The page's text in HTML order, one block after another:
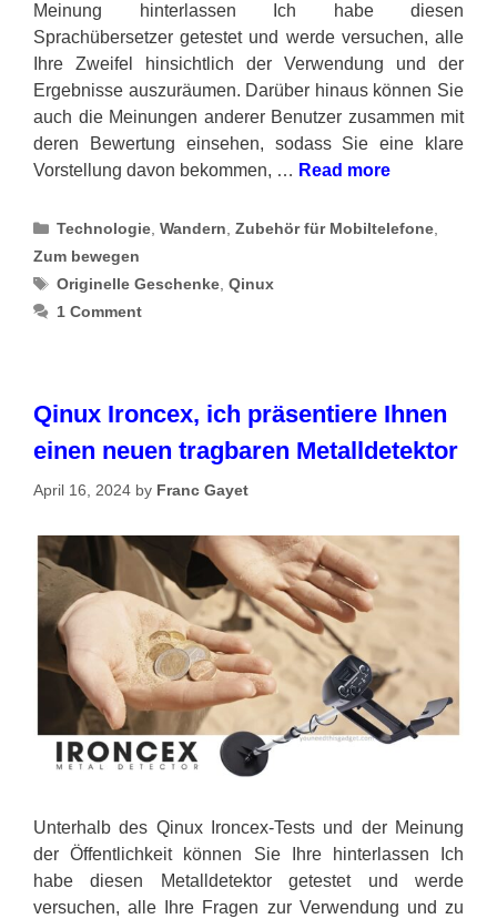
Meinung hinterlassen Ich habe diesen
Sprachübersetzer getestet und werde versuchen, alle
Ihre Zweifel hinsichtlich der Verwendung und der
Ergebnisse auszuräumen. Darüber hinaus können Sie
auch die Meinungen anderer Benutzer zusammen mit
deren Bewertung einsehen, sodass Sie eine klare
Vorstellung davon bekommen, … Read more
Categories
Technologie,Wandern,Zubehör für Mobiltelefone,
Zum bewegen
Tags
Originelle Geschenke,Qinux
1 Comment
Qinux Ironcex, ich präsentiere Ihnen
einen neuen tragbaren Metalldetektor
April 16, 2024 by Franc Gayet
Unterhalb des Qinux Ironcex-Tests und der Meinung
der Öffentlichkeit können Sie Ihre hinterlassen Ich
habe diesen Metalldetektor getestet und werde
versuchen, alle Ihre Fragen zur Verwendung und zu